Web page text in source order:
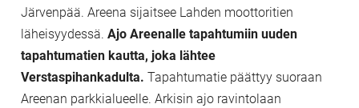
Järvenpää. Areena sijaitsee Lahden moottoritien
läheisyydessä.Ajo Areenalle tapahtumiin uuden
tapahtumatien kautta, joka lähtee
Verstaspihankadulta.Tapahtumatie päättyy suoraan
Areenan parkkialueelle. Arkisin ajo ravintolaan